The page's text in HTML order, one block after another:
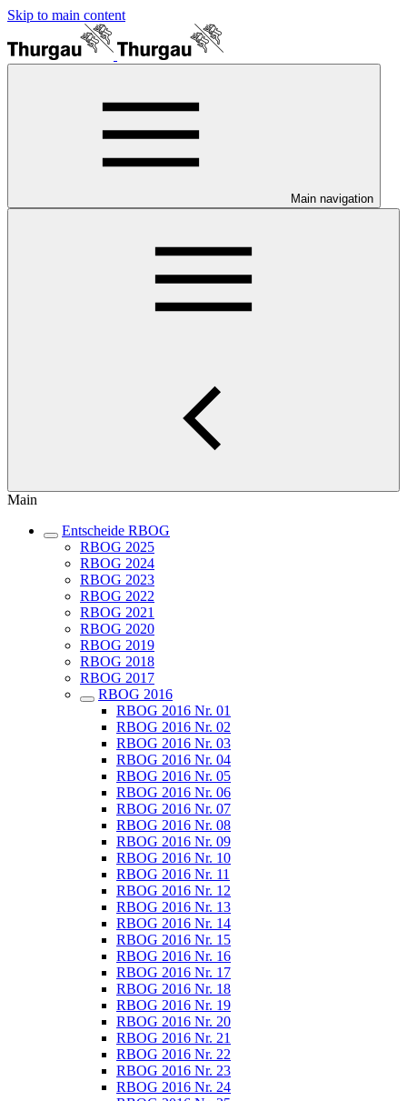
Skip to main content
Main navigation
Main
Entscheide RBOG
RBOG 2025
RBOG 2024
RBOG 2023
RBOG 2022
RBOG 2021
RBOG 2020
RBOG 2019
RBOG 2018
RBOG 2017
RBOG 2016
RBOG 2016 Nr. 01
RBOG 2016 Nr. 02
RBOG 2016 Nr. 03
RBOG 2016 Nr. 04
RBOG 2016 Nr. 05
RBOG 2016 Nr. 06
RBOG 2016 Nr. 07
RBOG 2016 Nr. 08
RBOG 2016 Nr. 09
RBOG 2016 Nr. 10
RBOG 2016 Nr. 11
RBOG 2016 Nr. 12
RBOG 2016 Nr. 13
RBOG 2016 Nr. 14
RBOG 2016 Nr. 15
RBOG 2016 Nr. 16
RBOG 2016 Nr. 17
RBOG 2016 Nr. 18
RBOG 2016 Nr. 19
RBOG 2016 Nr. 20
RBOG 2016 Nr. 21
RBOG 2016 Nr. 22
RBOG 2016 Nr. 23
RBOG 2016 Nr. 24